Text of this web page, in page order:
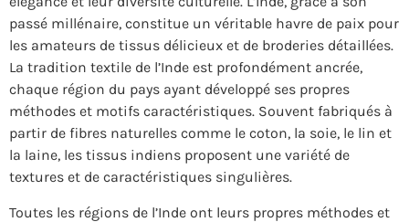
passé millénaire, constitue un véritable havre de paix pour
les amateurs de tissus délicieux et de broderies détaillées.
La tradition textile de l’Inde est profondément ancrée,
chaque région du pays ayant développé ses propres
méthodes et motifs caractéristiques. Souvent fabriqués à
partir de fibres naturelles comme le coton, la soie, le lin et
la laine, les tissus indiens proposent une variété de
textures et de caractéristiques singulières.
Toutes les régions de l’Inde ont leurs propres méthodes et